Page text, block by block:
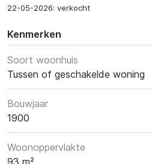
22-05-2026: verkocht
Kenmerken
Soort woonhuis
Tussen of geschakelde woning
Bouwjaar
1900
Woonoppervlakte
93 m²